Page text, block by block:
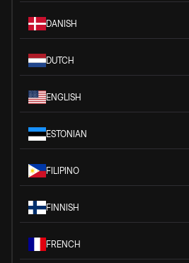
DANISH
DUTCH
ENGLISH
ESTONIAN
FILIPINO
FINNISH
FRENCH